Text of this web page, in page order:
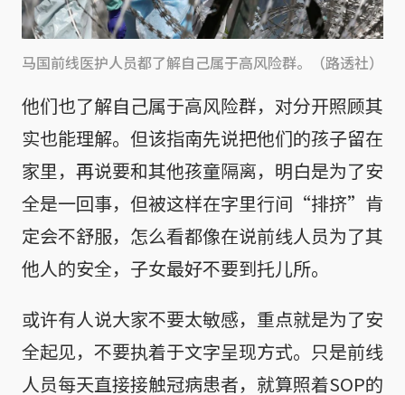
马国前线医护人员都了解自己属于高风险群。（路透社）
他们也了解自己属于高风险群，对分开照顾其
实也能理解。但该指南先说把他们的孩子留在
家里，再说要和其他孩童隔离，明白是为了安
全是一回事，但被这样在字里行间“排挤”肯
定会不舒服，怎么看都像在说前线人员为了其
他人的安全，子女最好不要到托儿所。
或许有人说大家不要太敏感，重点就是为了安
全起见，不要执着于文字呈现方式。只是前线
人员每天直接接触冠病患者，就算照着SOP的